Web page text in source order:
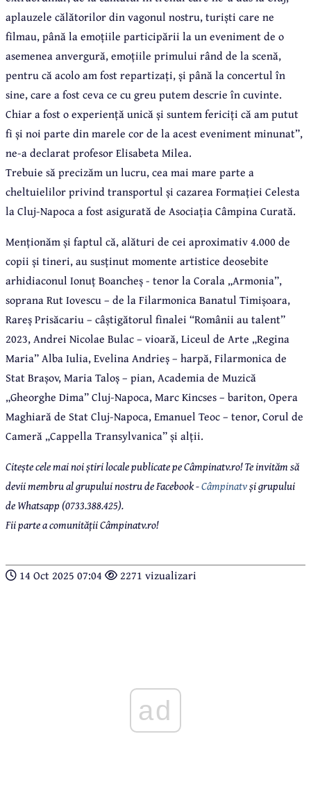
aplauzele călătorilor din vagonul nostru, turiști care ne
filmau, până la emoțiile participării la un eveniment de o
asemenea anvergură, emoțiile primului rând de la scenă,
pentru că acolo am fost repartizați, și până la concertul în
sine, care a fost ceva ce cu greu putem descrie în cuvinte.
Chiar a fost o experiență unică și suntem fericiți că am putut
fi și noi parte din marele cor de la acest eveniment minunat”,
ne-a declarat profesor Elisabeta Milea.
Trebuie să precizăm un lucru, cea mai mare parte a
cheltuielilor privind transportul și cazarea Formației Celesta
la Cluj-Napoca a fost asigurată de Asociația Câmpina Curată.
Menționăm și faptul că, alături de cei aproximativ 4.000 de
copii și tineri, au susținut momente artistice deosebite
arhidiaconul Ionuț Boancheș - tenor la Corala „Armonia”,
soprana Rut Iovescu – de la Filarmonica Banatul Timișoara,
Rareș Prisăcariu – câștigătorul finalei “Românii au talent”
2023, Andrei Nicolae Bulac – vioară, Liceul de Arte „Regina
Maria” Alba Iulia, Evelina Andrieș – harpă, Filarmonica de
Stat Brașov, Maria Taloș – pian, Academia de Muzică
„Gheorghe Dima” Cluj-Napoca, Marc Kincses – bariton, Opera
Maghiară de Stat Cluj-Napoca, Emanuel Teoc – tenor, Corul de
Cameră „Cappella Transylvanica” și alții.
Citește cele mai noi știri locale publicate pe Câmpinatv.ro! Te invităm să
devii membru al grupului nostru de Facebook -Câmpinatvși grupului
de Whatsapp (0733.388.425).
Fii parte a comunității Câmpinatv.ro!
14 Oct 2025 07:04 2271 vizualizari
ad